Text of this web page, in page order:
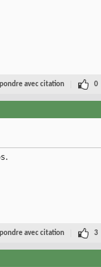
avec citation 0
avec citation 3